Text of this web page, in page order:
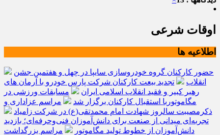
اوقات شرعی
اطلاعیه ها
حضور کارکنان گروه خودروسازی سایپا در چهل و هفتمین جشن
انقلاب
تجدید بیعت کارکنان شرکت پارس خودرو با آرمان های
رهبر کبیر و فقید انقلاب اسلامی ایران
مسابقات ورزشی در
مگاموتوربا استقبال کارکنان برگزار شد
مراسم عزاداری و
ذکرمصیبت سالروز شهادت امام محمدتقی(ع) در شرکت زامیاد
تجربه‌ای میدانی از صنعت برای دانش‌آموزان فنی‌وحرفه‌ای؛ بازدید
دانش‌آموزان از خطوط تولید مگاموتور
مراسم بزرگداشت